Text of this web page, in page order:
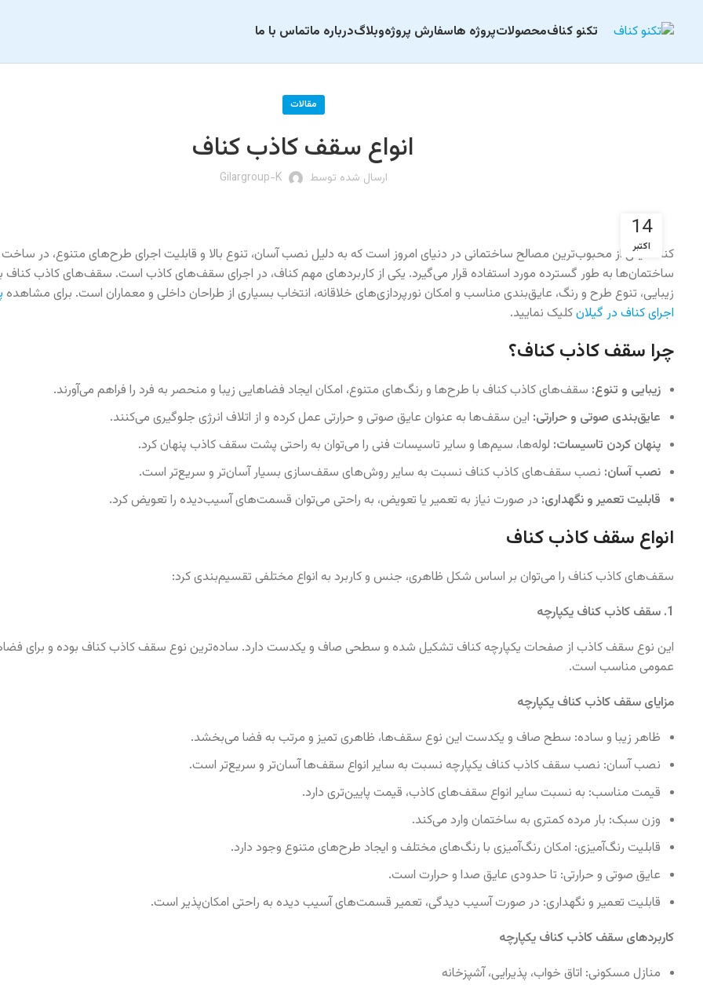
تکنو کنافمحصولاتپروژه هاسفارش پروژهوبلاگدرباره ماتماس با ما
مقالات
انواع سقف کاذب کناف
ارسال شده توسط Gilargroup-K
14
اکتبر
کناف، یکی از محبوب‌ترین مصالح ساختمانی در دنیای امروز است که به دلیل نصب آسان، تنوع بالا و قابلیت اجرای طرح‌های متنوع، در
ساختمان‌ها به طور گسترده مورد استفاده قرار می‌گیرد. یکی از کاربردهای مهم کناف، در اجرای سقف‌های کاذب است. سقف‌های کاذب کناف
زیبایی، تنوع طرح و رنگ، عایق‌بندی مناسب و امکان نورپردازی‌های خلاقانه، انتخاب بسیاری از طراحان داخلی و معماران است. برای مشاهده
اجرای کناف در گیلانکلیک نمایید.
چرا سقف کاذب کناف؟
زیبایی و تنوع: سقف‌های کاذب کناف با طرح‌ها و رنگ‌های متنوع، امکان ایجاد فضاهایی زیبا و منحصر به فرد را فراهم می‌آورند.
عایق‌بندی صوتی و حرارتی: این سقف‌ها به عنوان عایق صوتی و حرارتی عمل کرده و از اتلاف انرژی جلوگیری می‌کنند.
پنهان کردن تاسیسات: لوله‌ها، سیم‌ها و سایر تاسیسات فنی را می‌توان به راحتی پشت سقف کاذب پنهان کرد.
نصب آسان: نصب سقف‌های کاذب کناف نسبت به سایر روش‌های سقف‌سازی بسیار آسان‌تر و سریع‌تر است.
قابلیت تعمیر و نگهداری: در صورت نیاز به تعمیر یا تعویض، به راحتی می‌توان قسمت‌های آسیب‌دیده را تعویض کرد.
انواع سقف کاذب کناف
سقف‌های کاذب کناف را می‌توان بر اساس شکل ظاهری، جنس و کاربرد به انواع مختلفی تقسیم‌بندی کرد:
1. سقف کاذب کناف یکپارچه
این نوع سقف کاذب از صفحات یکپارچه کناف تشکیل شده و سطحی صاف و یکدست دارد. ساده‌ترین نوع سقف کاذب کناف بوده و برای
عمومی مناسب است.
مزایای سقف کاذب کناف یکپارچه
ظاهر زیبا و ساده: سطح صاف و یکدست این نوع سقف‌ها، ظاهری تمیز و مرتب به فضا می‌بخشد.
نصب آسان: نصب سقف کاذب کناف یکپارچه نسبت به سایر انواع سقف‌ها آسان‌تر و سریع‌تر است.
قیمت مناسب: به نسبت سایر انواع سقف‌های کاذب، قیمت پایین‌تری دارد.
وزن سبک: بار مرده کمتری به ساختمان وارد می‌کند.
قابلیت رنگ‌آمیزی: امکان رنگ‌آمیزی با رنگ‌های مختلف و ایجاد طرح‌های متنوع وجود دارد.
عایق صوتی و حرارتی: تا حدودی عایق صدا و حرارت است.
قابلیت تعمیر و نگهداری: در صورت آسیب دیدگی، تعمیر قسمت‌های آسیب دیده به راحتی امکان‌پذیر است.
کاربردهای سقف کاذب کناف یکپارچه
منازل مسکونی: اتاق خواب، پذیرایی، آشپزخانه